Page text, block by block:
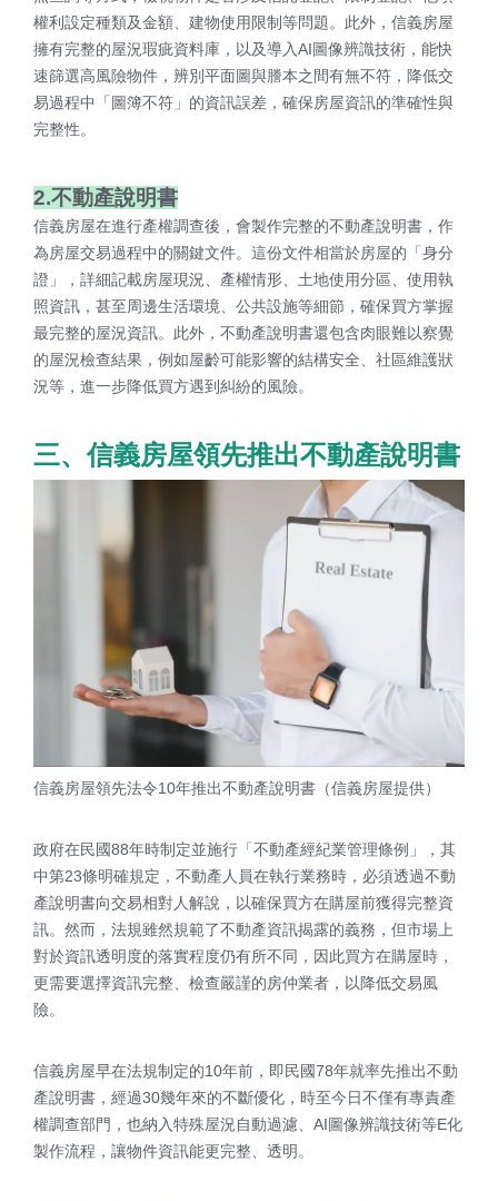
權利設定種類及金額、建物使用限制等問題。此外，信義房屋
擁有完整的屋況瑕疵資料庫，以及導入AI圖像辨識技術，能快
速篩選高風險物件，辨別平面圖與謄本之間有無不符，降低交
易過程中「圖簿不符」的資訊誤差，確保房屋資訊的準確性與
完整性。
2.不動產說明書
信義房屋在進行產權調查後，會製作完整的不動產說明書，作
為房屋交易過程中的關鍵文件。這份文件相當於房屋的「身分
證」，詳細記載房屋現況、產權情形、土地使用分區、使用執
照資訊，甚至周邊生活環境、公共設施等細節，確保買方掌握
最完整的屋況資訊。此外，不動產說明書還包含肉眼難以察覺
的屋況檢查結果，例如屋齡可能影響的結構安全、社區維護狀
況等，進一步降低買方遇到糾紛的風險。
三、信義房屋領先推出不動產說明書
信義房屋領先法令10年推出不動產說明書（信義房屋提供）
政府在民國88年時制定並施行「不動產經紀業管理條例」，其
中第23條明確規定，不動產人員在執行業務時，必須透過不動
產說明書向交易相對人解說，以確保買方在購屋前獲得完整資
訊。然而，法規雖然規範了不動產資訊揭露的義務，但市場上
對於資訊透明度的落實程度仍有所不同，因此買方在購屋時，
更需要選擇資訊完整、檢查嚴謹的房仲業者，以降低交易風
險。
信義房屋早在法規制定的10年前，即民國78年就率先推出不動
產說明書，經過30幾年來的不斷優化，時至今日不僅有專責產
權調查部門，也納入特殊屋況自動過濾、AI圖像辨識技術等E化
製作流程，讓物件資訊能更完整、透明。